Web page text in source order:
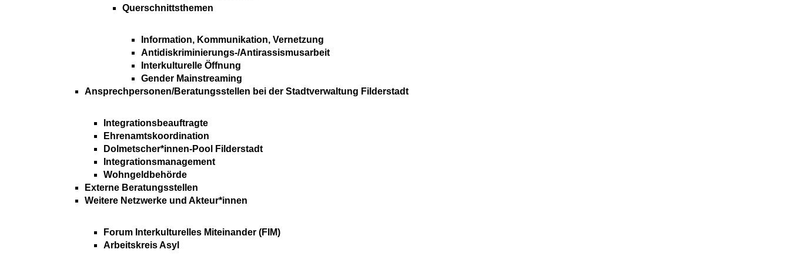
Querschnittsthemen
Information, Kommunikation, Vernetzung
Antidiskriminierungs-/Antirassismusarbeit
Interkulturelle Öffnung
Gender Mainstreaming
Ansprechpersonen/Beratungsstellen bei der Stadtverwaltung Filderstadt
Integrationsbeauftragte
Ehrenamtskoordination
Dolmetscher*innen-Pool Filderstadt
Integrationsmanagement
Wohngeldbehörde
Externe Beratungsstellen
Weitere Netzwerke und Akteur*innen
Forum Interkulturelles Miteinander (FIM)
Arbeitskreis Asyl